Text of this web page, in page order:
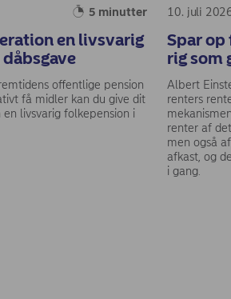
5 minutter
en livsvarig
offentlige pension
få midler kan du give dit
livsvarig folkepension i
10. juli
Spar op
rig som
Albert
renters
renter af
men også
afkast, og
i gang.